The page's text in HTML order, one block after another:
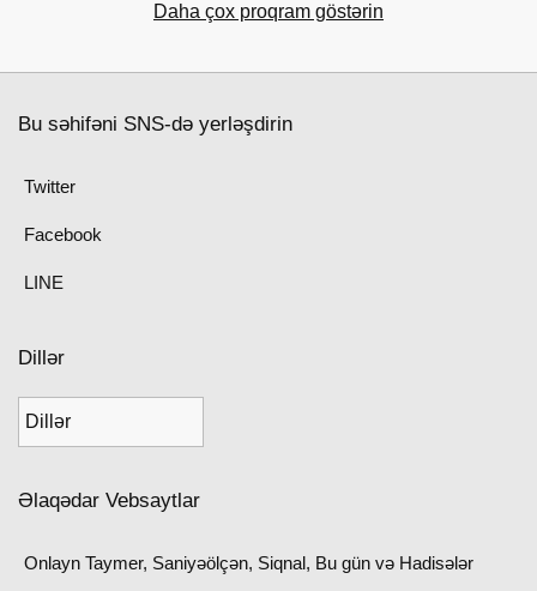
Daha çox proqram göstərin
Bu səhifəni SNS-də yerləşdirin
Twitter
Facebook
LINE
Dillər
Əlaqədar Vebsaytlar
Onlayn Taymer, Saniyəölçən, Siqnal, Bu gün və Hadisələr